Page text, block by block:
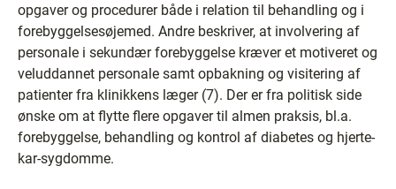
opgaver og procedurer både i relation til behandling og i
forebyggelsesøjemed. Andre beskriver, at involvering af
personale i sekundær forebyggelse kræver et motiveret og
veluddannet personale samt opbakning og visitering af
patienter fra klinikkens læger (7). Der er fra politisk side
ønske om at flytte flere opgaver til almen praksis, bl.a.
forebyggelse, behandling og kontrol af diabetes og hjerte-
kar-sygdomme.